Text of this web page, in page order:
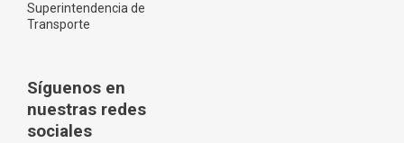
Superintendencia de
Transporte
Síguenos en
nuestras redes
sociales